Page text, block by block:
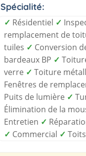
Spécialité:
✓ Résidentiel ✓
remplacement de
tuiles ✓ Conversion
bardeaux BP ✓
verre ✓ Toiture
Fenêtres de
Puits de lumière ✓
Élimination de la
Entretien ✓
✓ Commercial ✓